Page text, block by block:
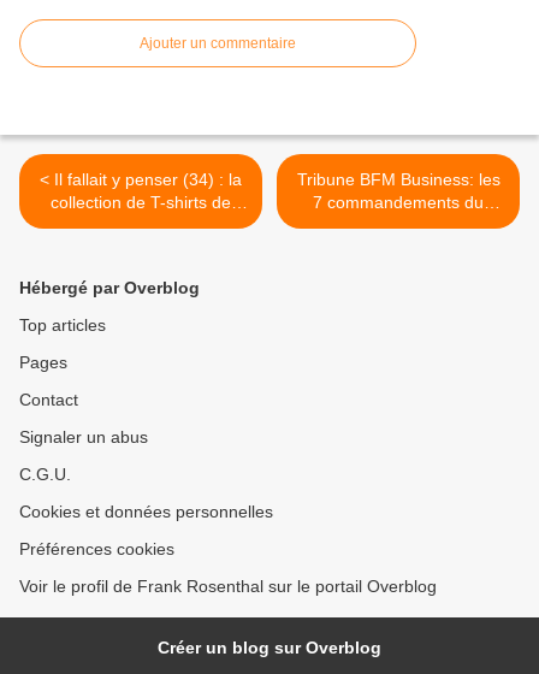
Ajouter un commentaire
< Il fallait y penser (34) : la
collection de T-shirts de
Tommy Bahama
Tribune BFM Business: les
7 commandements du
marketing de demain >
Hébergé par Overblog
Top articles
Pages
Contact
Signaler un abus
C.G.U.
Cookies et données personnelles
Préférences cookies
Voir le profil de Frank Rosenthal sur le portail Overblog
Créer un blog sur Overblog